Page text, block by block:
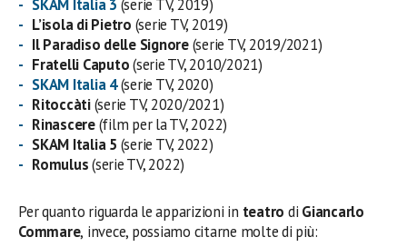
SKAM Italia 3 (serie TV, 2019)
L’isola di Pietro (serie TV, 2019)
Il Paradiso delle Signore(serie TV, 2019/2021)
Fratelli Caputo(serie TV, 2010/2021)
SKAM Italia 4(serie TV, 2020)
Ritoccàti(serie TV, 2020/2021)
Rinascere(film per la TV, 2022)
SKAM Italia 5 (serie TV, 2022)
Romulus(serie TV, 2022)
Per quanto riguarda le apparizioni in teatro di Giancarlo
Commare, invece, possiamo citarne molte di più: